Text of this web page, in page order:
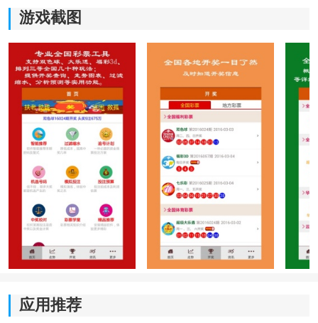
首次打开后，可以先浏览首页各个功能入口，了解不同
内容对应的位置和分类。熟悉整体布局后，再进入自己
感兴趣的页面，后续查找资料会更加方便，也能够减少
重复操作。
2、利用分类入口快速进入目标页面
根据需要选择对应的内容分类，进入后可直接浏览相关
资料，不必逐个页面查找。不同内容均按照类别进行了
整理，能够帮助快速定位所需信息，提高日常浏览效
3、结合多个页面获取完整内容
浏览过程中可根据阅读需求切换不同页面，将多个栏目
加全面地了解相关信息，阅读过程也更加连贯。
游戏截图
应用推荐